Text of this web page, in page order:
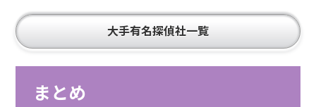
大手有名探偵社一覧
まとめ